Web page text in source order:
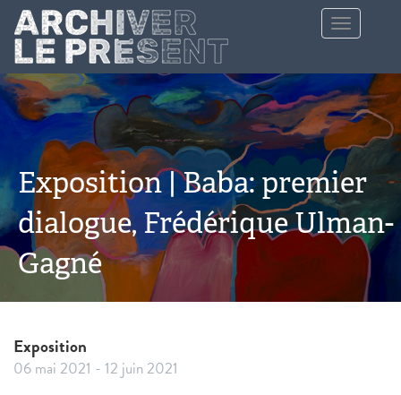
Aller au contenu principal
Toggle
navigation
Exposition | Baba: premier
dialogue, Frédérique Ulman-
Gagné
Exposition
06 mai 2021 - 12 juin 2021